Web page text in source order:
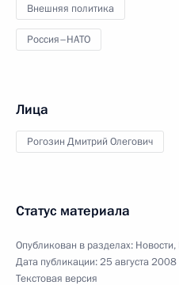
Внешняя политика
Россия–НАТО
Лица
Рогозин Дмитрий Олегович
Статус материала
Опубликован в разделах: Новости,
Дата публикации:25 августа
Текстовая версия